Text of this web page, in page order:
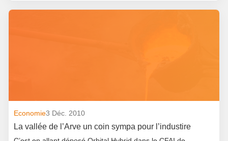
Economie3 Déc. 2010
La vallée de l’Arve un coin sympa pour l’industire